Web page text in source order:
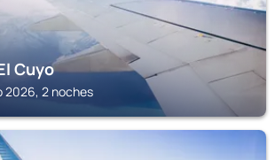
Cuyo
2026, 2 noches